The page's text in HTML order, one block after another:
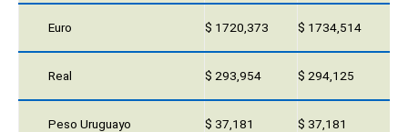
Euro $ 1720,373 $ 1734,514
Real $ 293,954 $ 294,125
Peso Uruguayo $ 37,181 $ 37,181